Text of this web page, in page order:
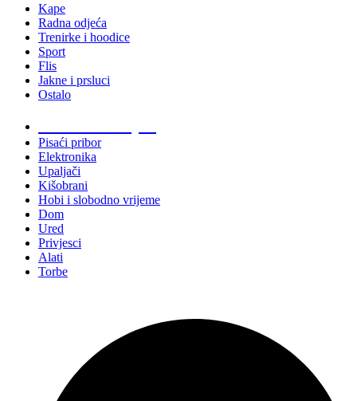
Kape
Radna odjeća
Trenirke i hoodice
Sport
Flis
Jakne i prsluci
Ostalo
Pisaći pribor
Elektronika
Upaljači
Kišobrani
Hobi i slobodno vrijeme
Dom
Ured
Privjesci
Alati
Torbe